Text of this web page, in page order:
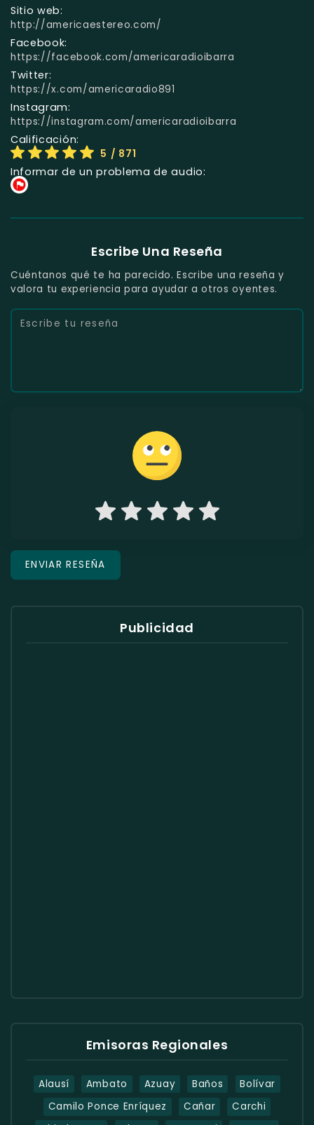
Sitio web:
http://americaestereo.com/
Facebook:
https://facebook.com/americaradioibarra
Twitter:
https://x.com/americaradio891
Instagram:
https://instagram.com/americaradioibarra
Calificación:
5 / 871
Informar de un problema de audio:
Escribe Una Reseña
Cuéntanos qué te ha parecido. Escribe una reseña y
valora tu experiencia para ayudar a otros oyentes.
Publicidad
Emisoras Regionales
Alausí Ambato Azuay Baños
Bolívar
Camilo Ponce Enríquez
Cañar
Carchi